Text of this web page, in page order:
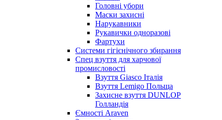
Головні убори
Маски захисні
Нарукавники
Рукавички одноразові
Фартухи
Системи гігієнічного збирання
Спец взуття для харчової
промисловості
Взуття Giasco Італія
Взуття Lemigo Польща
Захисне взуття DUNLOP
Голландія
Ємності Araven